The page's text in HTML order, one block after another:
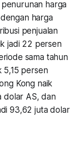
harga
harga
penjualan
jadi 22 persen
sama tahun
5,15 persen
Kong naik
dolar AS, dan
93,62 juta dolar